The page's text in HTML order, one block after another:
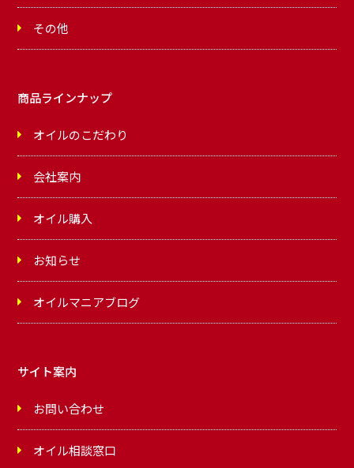
その他
商品ラインナップ
オイルのこだわり
会社案内
オイル購入
お知らせ
オイルマニアブログ
サイト案内
お問い合わせ
オイル相談窓口